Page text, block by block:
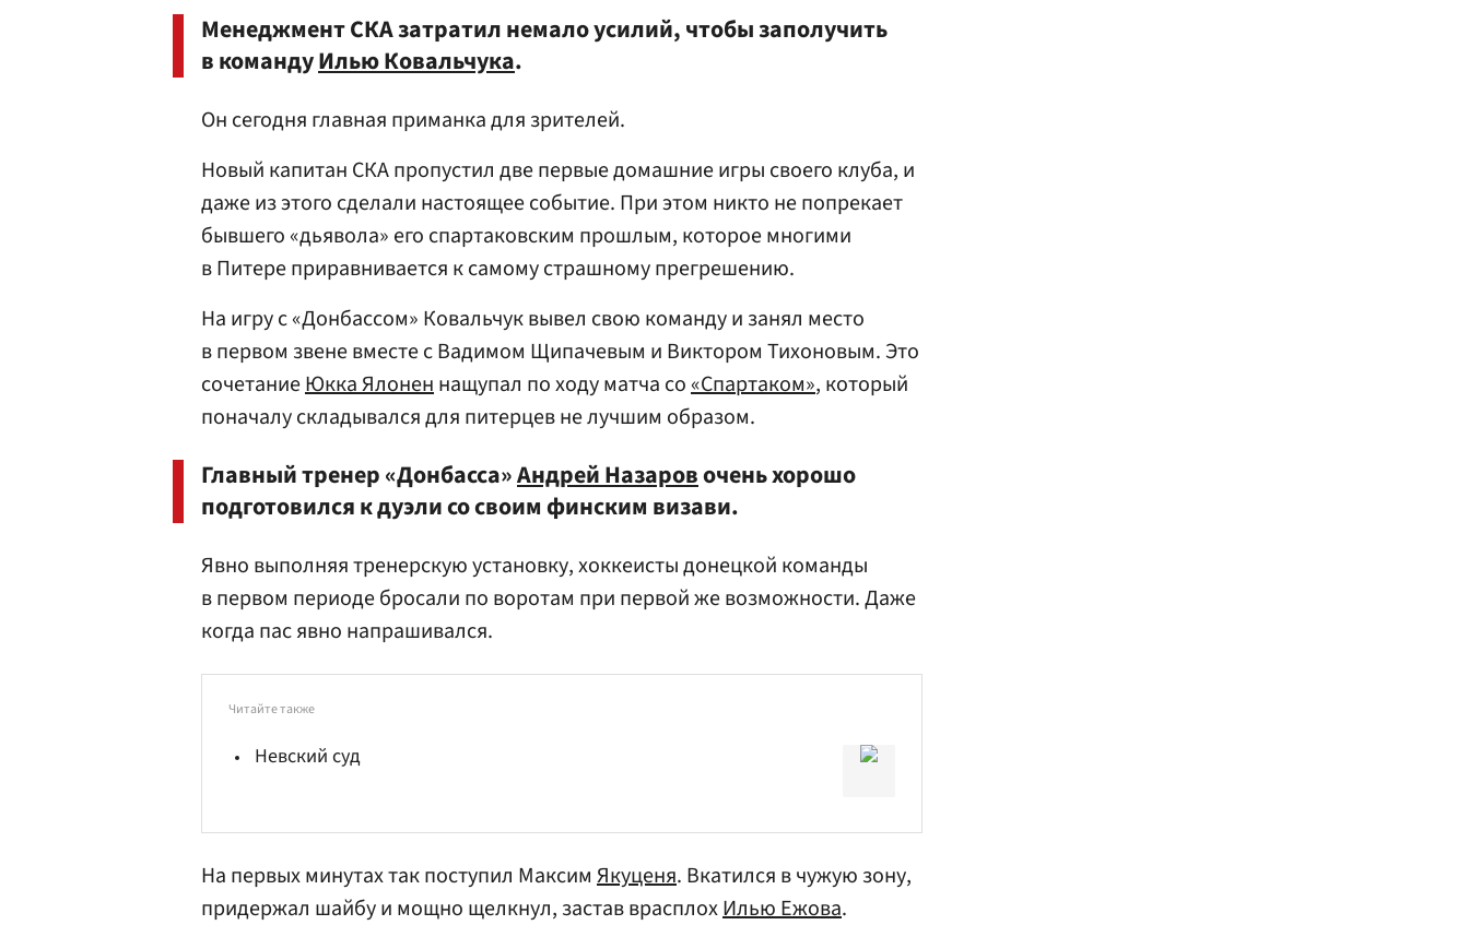
Менеджмент СКА затратил немало усилий, чтобы заполучить
в командуИлью Ковальчука.
Он сегодня главная приманка для зрителей.
Новый капитан СКА пропустил две первые домашние игры своего клуба, и
даже из этого сделали настоящее событие. При этом никто не попрекает
бывшего «дьявола» его спартаковским прошлым, которое многими
в Питере приравнивается к самому страшному прегрешению.
На игру с «Донбассом» Ковальчук вывел свою команду и занял место
в первом звене вместе с Вадимом Щипачевым и Виктором Тихоновым. Это
сочетаниеЮкка Ялоненнащупал по ходу матча со«Спартаком», который
поначалу складывался для питерцев не лучшим образом.
Главный тренер «Донбасса»Андрей Назаровочень хорошо
подготовился к дуэли со своим финским визави.
Явно выполняя тренерскую установку, хоккеисты донецкой команды
в первом периоде бросали по воротам при первой же возможности. Даже
когда пас явно напрашивался.
Читайте также
Невский суд
На первых минутах так поступил Максим Якуценя. Вкатился в чужую зону,
придержал шайбу и мощно щелкнул, застав врасплохИлью Ежова.